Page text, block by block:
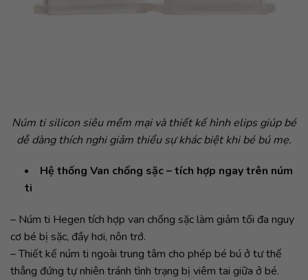
Núm ti silicon siêu mềm mại và thiết kế hình elips giúp bé
dễ dàng thích nghi giảm thiểu sự khác biệt khi bé bú mẹ.
Hệ thống Van chống sặc – tích hợp ngay trên núm
ti
– Núm ti Hegen tích hợp van chống sặc làm giảm tối đa nguy
cơ bé bị sặc, đầy hơi, nôn trớ.
– Thiết kế núm ti ngoài trung tâm cho phép bé bú ở tư thế
thẳng đứng tự nhiên tránh tình trạng bị viêm tai giữa ở bé.